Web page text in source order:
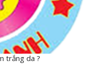
trắng da ?